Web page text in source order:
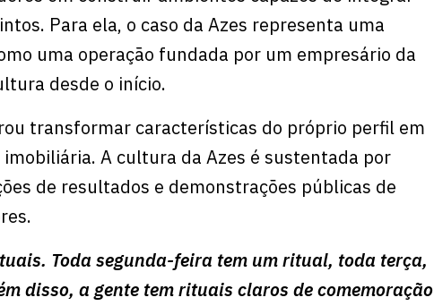
Para ela, o caso da Azes representa uma
uma operação fundada por um empresário da
desde o início.
transformar características do próprio perfil em
A cultura da Azes é sustentada por
de resultados e demonstrações públicas de
Toda segunda-feira tem um ritual, toda terça,
disso, a gente tem rituais claros de comemoração